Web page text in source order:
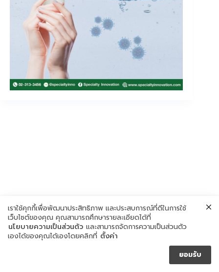
เราใช้คุกกี้เพื่อพัฒนาประสิทธิภาพ และประสบการณ์ที่ดีในการใช้
เว็บไซต์ของคุณ คุณสามารถศึกษารายละเอียดได้ที่
นโยบายความเป็นส่วนตัว และสามารถจัดการความเป็นส่วนตัว
เองได้ของคุณได้เองโดยคลิกที่ ตั้งค่า
ยอมรับ